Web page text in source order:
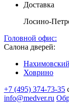
Доставка
Лосино-
Головной офис:
Салона дверей:
Ховрино
+7 (495) 374-73-35
info@medver.ru